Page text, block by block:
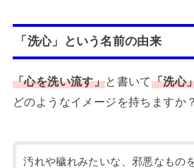
「洗心」という名前の由来
「心を洗い流す」と書いて「洗心
どのようなイメージを持ちますか？
汚れや穢れみたいな、邪悪なもの